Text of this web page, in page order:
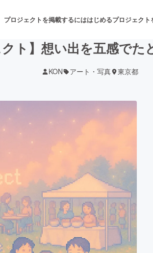
プロジェクトを掲載するにははじめるプロジェクト
舞台・
ム・サービス開発
雑誌出版 アニメ・
レンジ ビューテ
クト】想い出を五感で
KON アート・写真 東京都